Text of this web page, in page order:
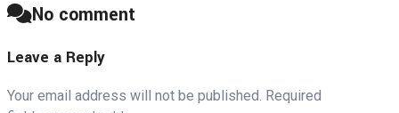
No comment
Leave a Reply
Your email address will not be published. Required